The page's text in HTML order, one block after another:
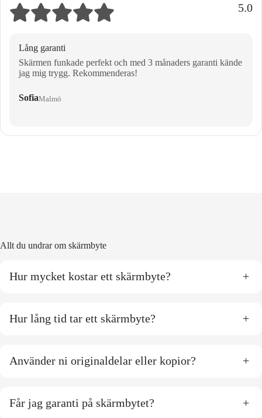
5.0
Lång garanti
Skärmen funkade perfekt och med 3 månaders garanti kände
jag mig trygg. Rekommenderas!
SofiaMalmö
Allt du undrar om skärmbyte
Hur mycket kostar ett skärmbyte? +
Hur lång tid tar ett skärmbyte? +
Använder ni originaldelar eller kopior? +
Får jag garanti på skärmbytet? +